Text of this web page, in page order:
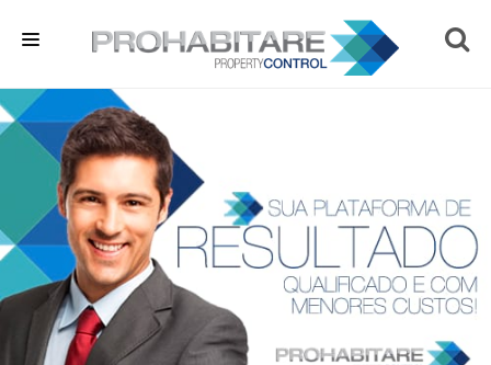
HOME
SOBRE NÓS
EMPREENDIMENTOS
IMÓVEIS
BLOG
CONTATO